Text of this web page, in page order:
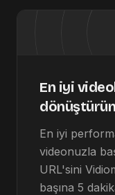
En iyi
dönüştürün
En iyi
videonuzla
URL'sini
başına 5